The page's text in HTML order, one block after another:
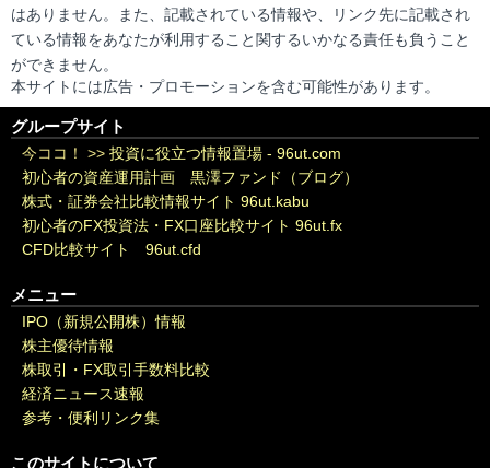
はありません。また、記載されている情報や、リンク先に記載され
ている情報をあなたが利用すること関するいかなる責任も負うこと
ができません。
本サイトには広告・プロモーションを含む可能性があります。
グループサイト
今ココ！ >> 投資に役立つ情報置場 - 96ut.com
初心者の資産運用計画 黒澤ファンド（ブログ）
株式・証券会社比較情報サイト 96ut.kabu
初心者のFX投資法・FX口座比較サイト 96ut.fx
CFD比較サイト 96ut.cfd
メニュー
IPO（新規公開株）情報
株主優待情報
株取引・FX取引手数料比較
経済ニュース速報
参考・便利リンク集
このサイトについて